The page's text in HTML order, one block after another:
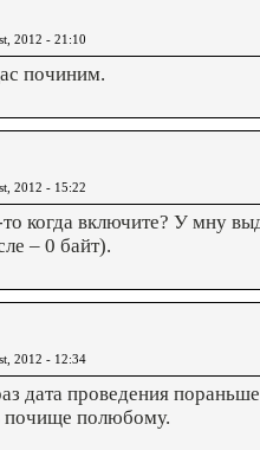
2012 - 21:10
починим.
2012 - 15:22
когда включите? У мну
– 0 байт).
2012 - 12:34
дата проведения
почище полюбому.